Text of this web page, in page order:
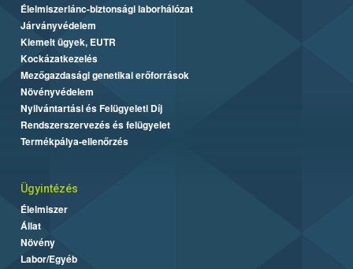
Élelmiszerlánc-biztonsági laborhálózat
Járványvédelem
Kiemelt ügyek, EUTR
Kockázatkezelés
Mezőgazdasági genetikai erőforrások
Növényvédelem
Nyilvántartási és Felügyeleti Díj
Rendszerszervezés és felügyelet
Termékpálya-ellenőrzés
Ügyintézés
Élelmiszer
Állat
Növény
Labor/Egyéb